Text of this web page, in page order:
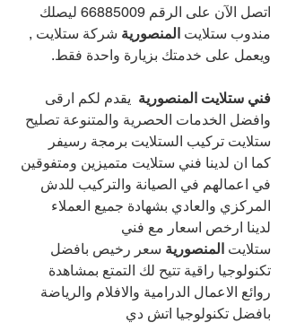
اتصل الآن على الرقم 66885009 ليصلك
مندوب ستلايت المنصورية شركة ستلايت ,
ويعمل على خدمتك بزيارة واحدة فقط.
فني ستلايت المنصورية يقدم لكم ارقى
وافضل الخدمات الحصرية والمتنوعة تصليح
ستلايت تركيب الستلايت برمجة رسيفر
كما ان لدينا فني ستلايت متميزين ومتفوقين
في اعمالهم في الصيانة والتركيب للدش
المركزي والعادي بشهادة جميع العملاء
لدينا ارخص اسعار مع فني
ستلايت المنصورية سعر رخيص بافضل
تكنولوجيا راقية تتيح لك التمتع بمشاهدة
روائع الاعمال الدرامية والافلام والرياضة
بافضل تكنولوجيا اتش دي